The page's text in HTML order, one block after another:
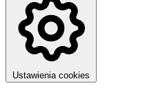
Ustawienia cookies